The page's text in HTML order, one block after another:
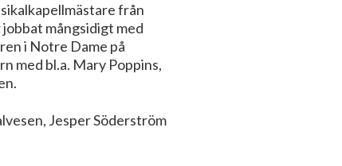
från
mångsidigt med
i Notre Dame på
med bl.a. Mary Poppins,
Jesper Söderström